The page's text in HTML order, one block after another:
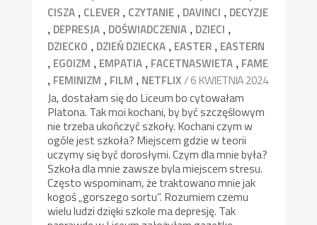
CISZA , CLEVER , CZYTANIE , DAVINCI , DECYZJE
, DEPRESJA , DOŚWIADCZENIA , DZIECI ,
DZIECKO , DZIEŃ DZIECKA , EASTER , EASTERN
, EGOIZM , EMPATIA , FACETNASWIETA , FAME
, FEMINIZM , FILM , NETFLIX/ 6 KWIETNIA 2024
Ja, dostałam się do Liceum bo cytowałam
Platona. Tak moi kochani, by być szczęślowym
nie trzeba ukończyć szkoły. Kochani czym w
ogóle jest szkoła? Miejscem gdzie w teorii
uczymy się być dorosłymi. Czym dla mnie była?
Szkoła dla mnie zawsze byla miejscem stresu.
Często wspominam, że traktowano mnie jak
kogoś „gorszego sortu”. Rozumiem czemu
wielu ludzi dzięki szkole ma depresję. Tak